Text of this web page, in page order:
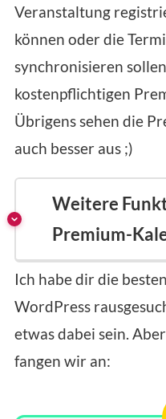
Veranstaltung
können oder die
synchronisieren
kostenpflichtigen
Übrigens sehen die
auch besser aus ;)
Weitere
Premium-
Ich habe dir die
WordPress
etwas dabei sein.
fangen wir an: